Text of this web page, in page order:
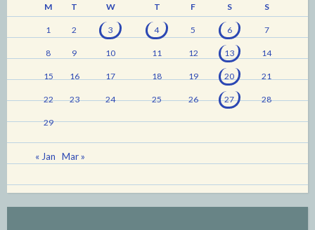
M T W T F S S
1 2 3 4 5 6 7
8 9 10 11 12 13 14
15 16 17 18 19 20 21
22 23 24 25 26 27 28
29
« Jan Mar »